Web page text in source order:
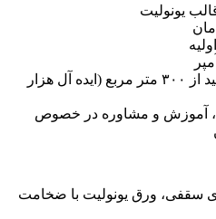
یونولیت
فضای مورد نیاز سالن تولید از ۳۰۰ متر مربع (ایده آل هزار
آموزش و مشاوره در خصوص
سقفی، ورق یونولیت با ضخامت